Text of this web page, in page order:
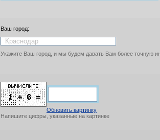
Ваш город:
Укажите Ваш город, и мы будем давать Вам более точную
Обновить картинку
Напишите цифры, указанные на картинке